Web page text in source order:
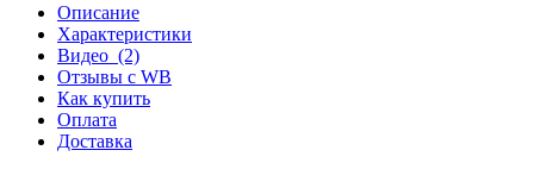
Описание
Характеристики
Видео (2)
Отзывы c WB
Как купить
Оплата
Доставка